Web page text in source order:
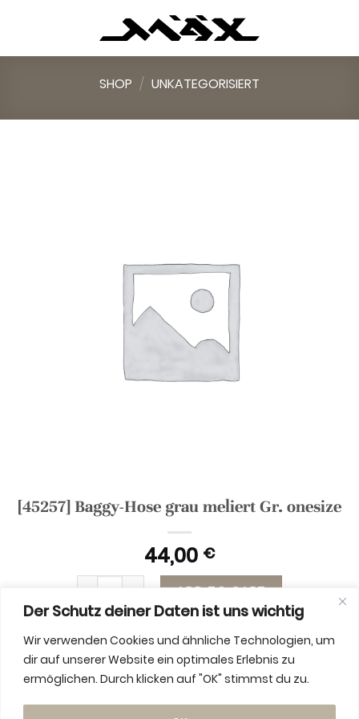
Der Schutz deiner Daten ist uns wichtig
Wir verwenden Cookies und ähnliche Technologien, um
dir auf unserer Website ein optimales Erlebnis zu
ermöglichen. Durch klicken auf "OK" stimmst du zu.
SHOP / UNKATEGORISIERT
[45257] Baggy-Hose grau meliert Gr. onesize
44,00 €
[45257] Baggy-Hose grau meliert Gr. onesize
ADD TO CART
ADDITIONAL INFORMATION